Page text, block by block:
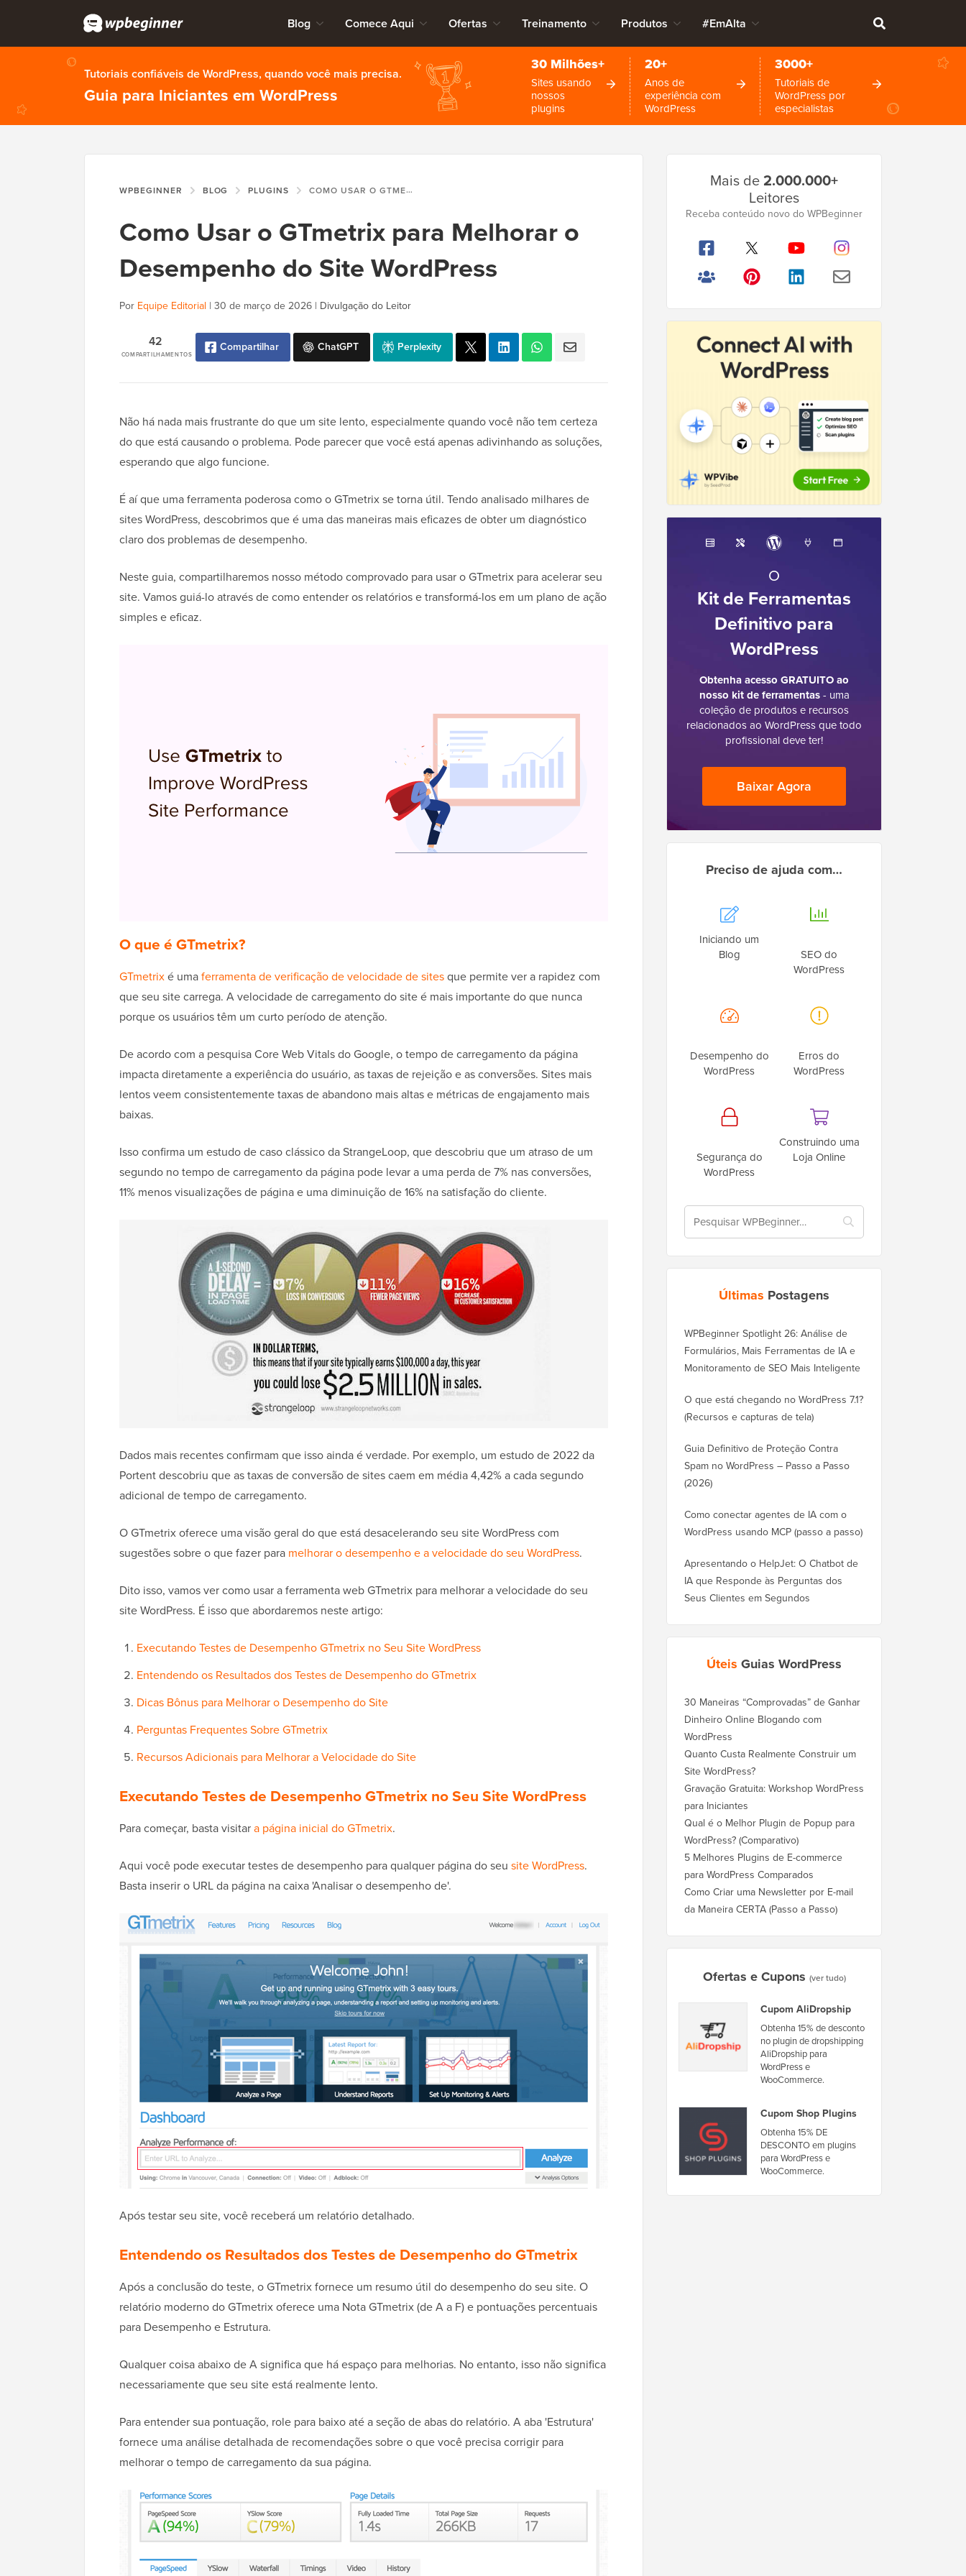
Blog Comece Aqui Ofertas Treinamento Produtos #EmAlta
Tutoriais confiáveis de WordPress, quando você mais precisa.
Guia para Iniciantes em WordPress
30 Milhões+
Sites usando
nossos
plugins
20+
Anos de
experiência com
WordPress
3000+
Tutoriais de
WordPress por
especialistas
WPBEGINNER BLOG PLUGINS COMO USAR O GTMETRIX PARA MELHORAR O DESEMPENHO DO SITE WORDPRESS
Como Usar o GTmetrix para Melhorar o
Desempenho do Site WordPress
Por Equipe Editorial | 30 de março de 2026 | Divulgação do Leitor
COMPARTILHAMENTOS
42 Compartilhar ChatGPT Perplexity
Não há nada mais frustrante do que um site lento, especialmente quando você não tem certeza
do que está causando o problema. Pode parecer que você está apenas adivinhando as soluções,
esperando que algo funcione.
É aí que uma ferramenta poderosa como o GTmetrix se torna útil. Tendo analisado milhares de
sites WordPress, descobrimos que é uma das maneiras mais eficazes de obter um diagnóstico
claro dos problemas de desempenho.
Neste guia, compartilharemos nosso método comprovado para usar o GTmetrix para acelerar seu
site. Vamos guiá-lo através de como entender os relatórios e transformá-los em um plano de ação
simples e eficaz.
O que é GTmetrix?
GTmetrixé umaferramenta de verificação de velocidade de sitesque permite ver a rapidez com
que seu site carrega. A velocidade de carregamento do site é mais importante do que nunca
porque os usuários têm um curto período de atenção.
De acordo com a pesquisa Core Web Vitals do Google, o tempo de carregamento da página
impacta diretamente a experiência do usuário, as taxas de rejeição e as conversões. Sites mais
lentos veem consistentemente taxas de abandono mais altas e métricas de engajamento mais
baixas.
Isso confirma um estudo de caso clássico da StrangeLoop, que descobriu que um atraso de um
segundo no tempo de carregamento da página pode levar a uma perda de 7% nas conversões,
11% menos visualizações de página e uma diminuição de 16% na satisfação do cliente.
Dados mais recentes confirmam que isso ainda é verdade. Por exemplo, um estudo de 2022 da
Portent descobriu que as taxas de conversão de sites caem em média 4,42% a cada segundo
adicional de tempo de carregamento.
O GTmetrix oferece uma visão geral do que está desacelerando seu site WordPress com
sugestões sobre o que fazer para melhorar o desempenho e a velocidade do seu WordPress.
Dito isso, vamos ver como usar a ferramenta web GTmetrix para melhorar a velocidade do seu
site WordPress. É isso que abordaremos neste artigo:
Executando Testes de Desempenho GTmetrix no Seu Site WordPress
Entendendo os Resultados dos Testes de Desempenho do GTmetrix
Dicas Bônus para Melhorar o Desempenho do Site
Perguntas Frequentes Sobre GTmetrix
Recursos Adicionais para Melhorar a Velocidade do Site
Executando Testes de Desempenho GTmetrix no Seu Site WordPress
Para começar, basta visitara página inicial do GTmetrix.
Aqui você pode executar testes de desempenho para qualquer página do seu site WordPress.
Basta inserir o URL da página na caixa 'Analisar o desempenho de'.
Após testar seu site, você receberá um relatório detalhado.
Entendendo os Resultados dos Testes de Desempenho do GTmetrix
Após a conclusão do teste, o GTmetrix fornece um resumo útil do desempenho do seu site. O
relatório moderno do GTmetrix oferece uma Nota GTmetrix (de A a F) e pontuações percentuais
para Desempenho e Estrutura.
Qualquer coisa abaixo de A significa que há espaço para melhorias. No entanto, isso não significa
necessariamente que seu site está realmente lento.
Para entender sua pontuação, role para baixo até a seção de abas do relatório. A aba 'Estrutura'
fornece uma análise detalhada de recomendações sobre o que você precisa corrigir para
melhorar o tempo de carregamento da sua página.
Lateral
Principal
Mais de2.000.000+
Leitores
Receba conteúdo novo do WPBeginner
O
Kit de Ferramentas
Definitivo para
WordPress
Obtenha acesso GRATUITO ao
nosso kit de ferramentas- uma
coleção de produtos e recursos
relacionados ao WordPress que todo
profissional deve ter!
Baixar Agora
Preciso de ajuda com…
Iniciando um
Blog
SEO do
WordPress
Desempenho do
WordPress
Erros do
WordPress
Segurança do
WordPress
Construindo uma
Loja Online
Últimas Postagens
WPBeginner Spotlight 26: Análise de
Formulários, Mais Ferramentas de IA e
Monitoramento de SEO Mais Inteligente
O que está chegando no WordPress 7.1?
(Recursos e capturas de tela)
Guia Definitivo de Proteção Contra
Spam no WordPress – Passo a Passo
(2026)
Como conectar agentes de IA com o
WordPress usando MCP (passo a passo)
Apresentando o HelpJet: O Chatbot de
IA que Responde às Perguntas dos
Seus Clientes em Segundos
Úteis Guias WordPress
30 Maneiras “Comprovadas” de Ganhar
Dinheiro Online Blogando com
WordPress
Quanto Custa Realmente Construir um
Site WordPress?
Gravação Gratuita: Workshop WordPress
para Iniciantes
Qual é o Melhor Plugin de Popup para
WordPress? (Comparativo)
5 Melhores Plugins de E-commerce
para WordPress Comparados
Como Criar uma Newsletter por E-mail
da Maneira CERTA (Passo a Passo)
Ofertas e Cupons (ver tudo)
Cupom AliDropship
Obtenha 15% de desconto
no plugin de dropshipping
AliDropship para
WordPress e
WooCommerce.
Cupom Shop Plugins
Obtenha 15% DE
DESCONTO em plugins
para WordPress e
WooCommerce.